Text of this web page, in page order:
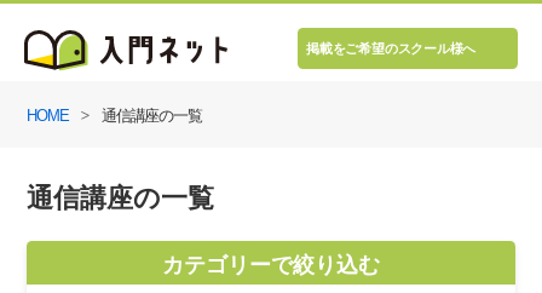
掲載をご希望のスクール様へ
HOME 通信講座の一覧
通信講座の一覧
カテゴリーで絞り込む